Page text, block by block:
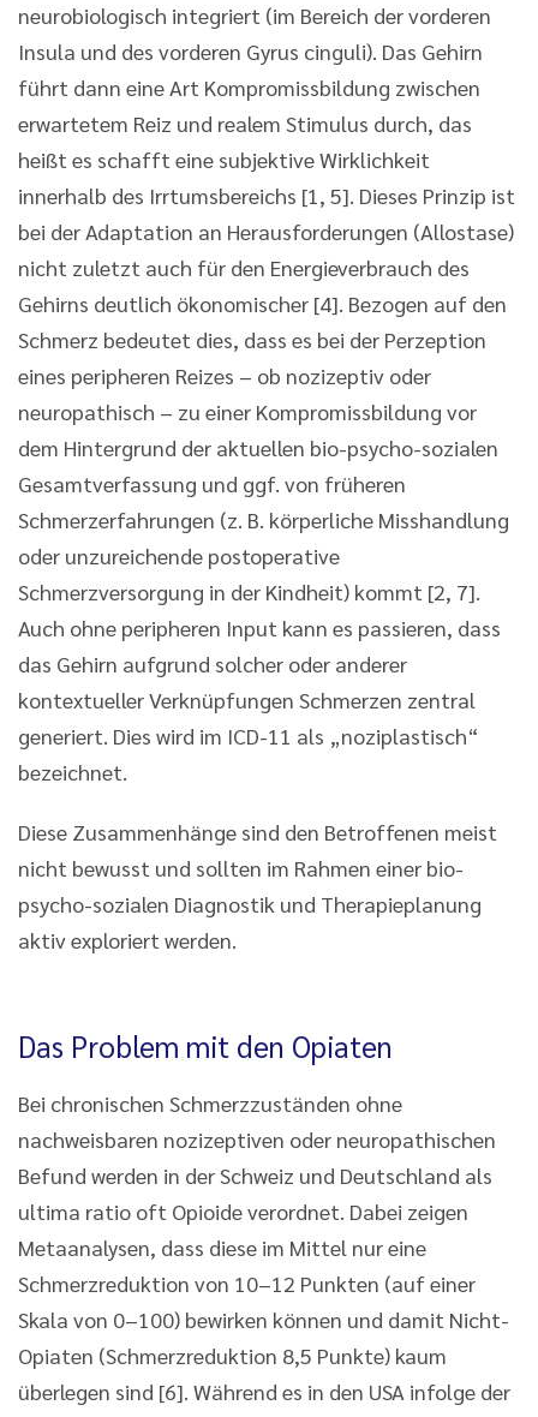
neurobiologisch integriert (im Bereich der vorderen
Insula und des vorderen Gyrus cinguli). Das Gehirn
führt dann eine Art Kompromissbildung zwischen
erwartetem Reiz und realem Stimulus durch, das
heißt es schafft eine subjektive Wirklichkeit
innerhalb des Irrtumsbereichs [1, 5]. Dieses Prinzip ist
bei der Adaptation an Herausforderungen (Allostase)
nicht zuletzt auch für den Energieverbrauch des
Gehirns deutlich ökonomischer [4]. Bezogen auf den
Schmerz bedeutet dies, dass es bei der Perzeption
eines peripheren Reizes – ob nozizeptiv oder
neuropathisch – zu einer Kompromissbildung vor
dem Hintergrund der aktuellen bio-psycho-sozialen
Gesamtverfassung und ggf. von früheren
Schmerzerfahrungen (z. B. körperliche Misshandlung
oder unzureichende postoperative
Schmerzversorgung in der Kindheit) kommt [2, 7].
Auch ohne peripheren Input kann es passieren, dass
das Gehirn aufgrund solcher oder anderer
kontextueller Verknüpfungen Schmerzen zentral
generiert. Dies wird im ICD-11 als „noziplastisch“
bezeichnet.
Diese Zusammenhänge sind den Betroffenen meist
nicht bewusst und sollten im Rahmen einer bio-
psycho-sozialen Diagnostik und Therapieplanung
aktiv exploriert werden.
Das Problem mit den Opiaten
Bei chronischen Schmerzzuständen ohne
nachweisbaren nozizeptiven oder neuropathischen
Befund werden in der Schweiz und Deutschland als
ultima ratio oft Opioide verordnet. Dabei zeigen
Metaanalysen, dass diese im Mittel nur eine
Schmerzreduktion von 10–12 Punkten (auf einer
Skala von 0–100) bewirken können und damit Nicht-
Opiaten (Schmerzreduktion 8,5 Punkte) kaum
überlegen sind [6]. Während es in den USA infolge der